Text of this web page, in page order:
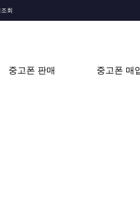
회
중고폰 판매 중고폰 매